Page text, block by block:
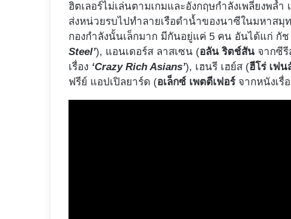
ฮิตเลอร์ไม่เล่นตามเกมและอังกฤษกำลังเพลี่ยงพ
ส่งหน่วยรบไปทำลายเรือดำน้ำของนาซีในมหาสมุ
กองกำลังนั้นเล็กมาก มีกันอยู่แค่ 5 คน อันได้แก่ กั
Steel’), แอนเดอร์ส ลาสเซน (อลัน ริตช์สัน จากซีรี
เรื่อง ‘Crazy Rich Asians’), เฮนรี เฮย์ส (ฮีโร่ เฟ
ฟรีย์ แอปเปิลยาร์ด (อเล็กซ์ เพตตีเฟอร์จากหนังเรื่อ